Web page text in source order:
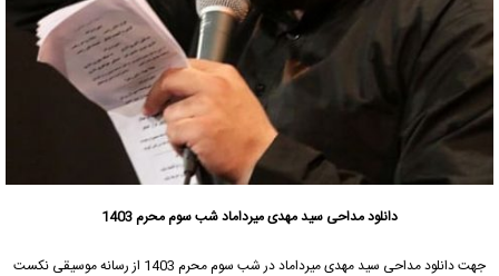
دانلود مداحی سید مهدی میرداماد شب سوم محرم 1403
جهت دانلود مداحی سید مهدی میرداماد
در شب سوم محرم 1403 از رسانه موسیقی نکست